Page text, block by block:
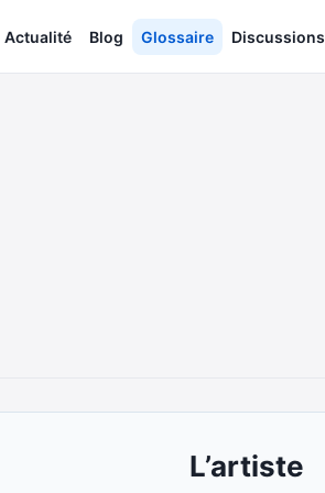
Actualité Blog Glossaire Discussions
L’artiste